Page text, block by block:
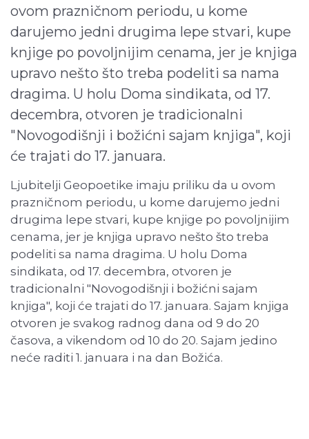
ovom prazničnom periodu, u kome
darujemo jedni drugima lepe stvari, kupe
knjige po povoljnijim cenama, jer je knjiga
upravo nešto što treba podeliti sa nama
dragima. U holu Doma sindikata, od 17.
decembra, otvoren je tradicionalni
"Novogodišnji i božićni sajam knjiga", koji
će trajati do 17. januara.
Ljubitelji Geopoetike imaju priliku da u ovom
prazničnom periodu, u kome darujemo jedni
drugima lepe stvari, kupe knjige po povoljnijim
cenama, jer je knjiga upravo nešto što treba
podeliti sa nama dragima. U holu Doma
sindikata, od 17. decembra, otvoren je
tradicionalni "Novogodišnji i božićni sajam
knjiga", koji će trajati do 17. januara. Sajam knjiga
otvoren je svakog radnog dana od 9 do 20
časova, a vikendom od 10 do 20. Sajam jedino
neće raditi 1. januara i na dan Božića.